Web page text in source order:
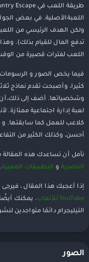
اللعبةالأصلية. في بعض
ولكن الهدف الرئيسي من
تدفع المال للقيام بذلك).
اللعب لفترات قصيرة من
كثيرا، وأصبحت تقدم نماذج
لعبة إدارة اجتماعية ممتازة.
كلاعب للعمل كما سابقتها. و
أحسن، وكذلك الكثير من
نأمل أن تساعدك هذه
الحصرية و التطبيقات المميزة.
إذا أعجبك هذا المقال ،
YouTube للألعاب
. يمكنك أيضًا
التيليجرام دائمَا متواجدين
الصور